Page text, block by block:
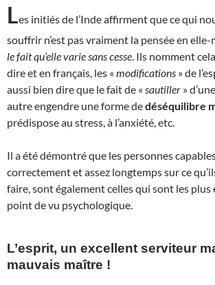
Les initiés de l’Inde affirment que ce qui
souffrir n’est pas vraiment la pensée en
le fait qu’elle varie sans cesse . Ils nomment
dire et en français, les « modifications » de
aussi bien dire que le fait de « sautiller »
autre engendre une forme dedéséquilibre
prédispose au stress, à l’anxiété, etc.
Il a été démontré que les personnes
correctement et assez longtemps sur ce
faire, sont également celles qui sont les plus
point de vu psychologique.
L’esprit, un excellent serviteur
mauvais maître !